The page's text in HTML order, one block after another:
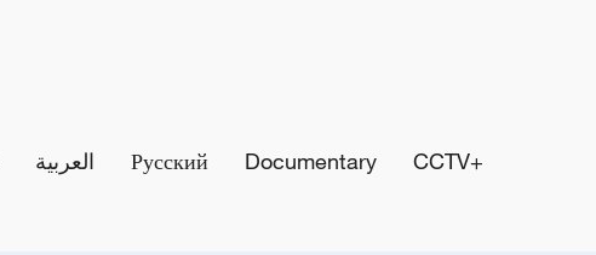
العربية Русский Documentary CCTV+